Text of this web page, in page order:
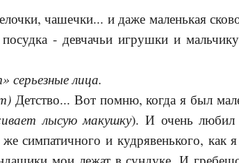
чашечки... и даже маленькая
- девчачьи игрушки и
серьезные лица.
Детство... Вот помню, когда я был
лысую макушку). И очень любил
симпатичного и кудрявенького, как